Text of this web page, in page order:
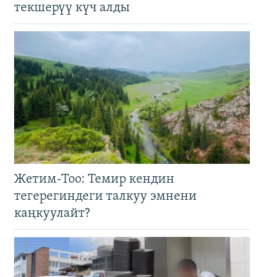
текшерүү күч алды
Жетим-Тоо: Темир кендин
тегерегиндеги талкуу эмнени
каңкуулайт?